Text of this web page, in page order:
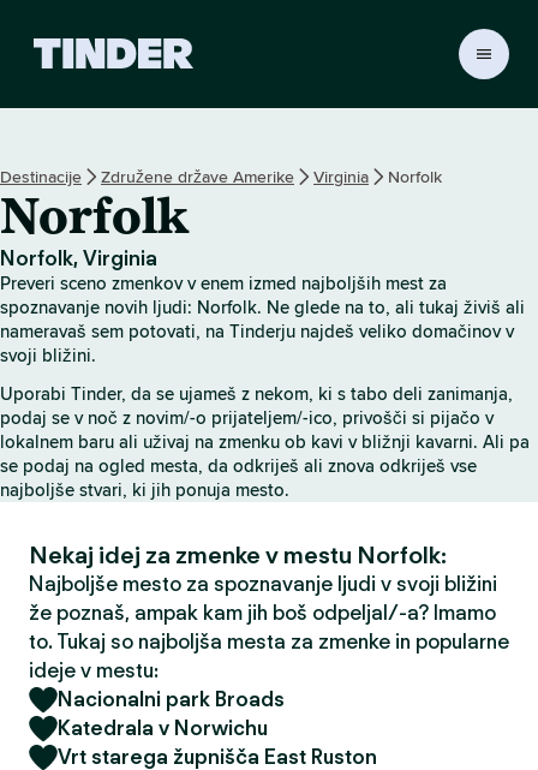
r
m
o
v
Destinacije Združene države Amerike Virginia Norfolk
Norfolk
Norfolk, Virginia
Preveri sceno zmenkov v enem izmed najboljših mest za
spoznavanje novih ljudi: Norfolk. Ne glede na to, ali tukaj živiš ali
nameravaš sem potovati, na Tinderju najdeš veliko domačinov v
svoji bližini.
Uporabi Tinder, da se ujameš z nekom, ki s tabo deli zanimanja,
podaj se v noč z novim/-o prijateljem/-ico, privošči si pijačo v
lokalnem baru ali uživaj na zmenku ob kavi v bližnji kavarni. Ali pa
se podaj na ogled mesta, da odkriješ ali znova odkriješ vse
najboljše stvari, ki jih ponuja mesto.
Nekaj idej za zmenke v mestu Norfolk:
Najboljše mesto za spoznavanje ljudi v svoji bližini
že poznaš, ampak kam jih boš odpeljal/-a? Imamo
to. Tukaj so najboljša mesta za zmenke in popularne
ideje v mestu:
Nacionalni park Broads
Katedrala v Norwichu
Vrt starega župnišča East Ruston